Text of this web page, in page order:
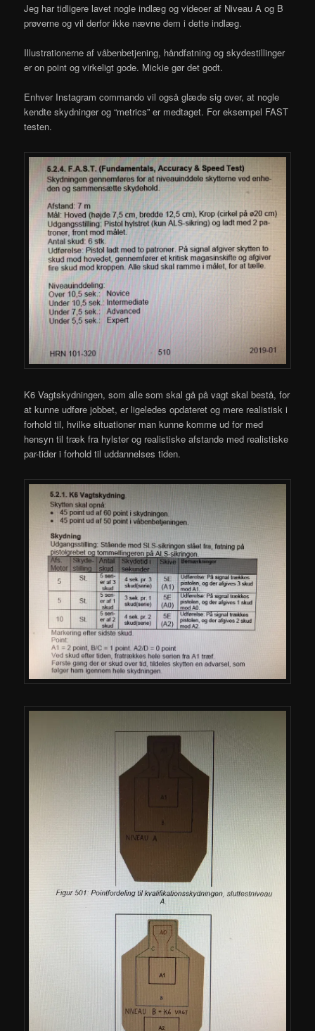
Jeg har tidligere lavet nogle indlæg og videoer af Niveau A og B
prøverne og vil derfor ikke nævne dem i dette indlæg.
Illustrationerne af våbenbetjening, håndfatning og skydestillinger
er on point og virkeligt gode. Mickie gør det godt.
Enhver Instagram commando vil også glæde sig over, at nogle
kendte skydninger og “metrics” er medtaget. For eksempel FAST
testen.
K6 Vagtskydningen, som alle som skal gå på vagt skal bestå, for
at kunne udføre jobbet, er ligeledes opdateret og mere realistisk i
forhold til, hvilke situationer man kunne komme ud for med
hensyn til træk fra hylster og realistiske afstande med realistiske
par-tider i forhold til uddannelses tiden.